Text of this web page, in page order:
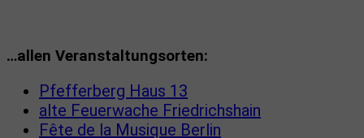
…allen Veranstaltungsorten:
Pfefferberg Haus 13
alte Feuerwache Friedrichshain
Fête de la Musique Berlin